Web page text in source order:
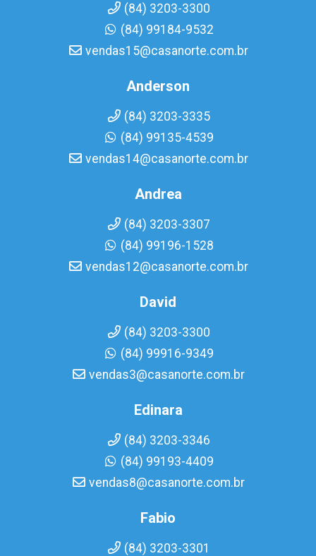
(84) 3203-3300
(84) 99184-9532
vendas15@casanorte.com.br
Anderson
(84) 3203-3335
(84) 99135-4539
vendas14@casanorte.com.br
Andrea
(84) 3203-3307
(84) 99196-1528
vendas12@casanorte.com.br
David
(84) 3203-3300
(84) 99916-9349
vendas3@casanorte.com.br
Edinara
(84) 3203-3346
(84) 99193-4409
vendas8@casanorte.com.br
Fabio
(84) 3203-3301